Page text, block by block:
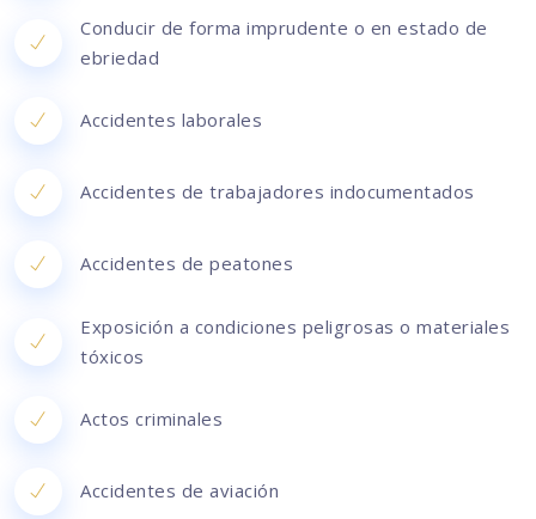
Conducir de forma imprudente o en estado de
ebriedad
Accidentes laborales
Accidentes de trabajadores indocumentados
Accidentes de peatones
Exposición a condiciones peligrosas o materiales
tóxicos
Actos criminales
Accidentes de aviación